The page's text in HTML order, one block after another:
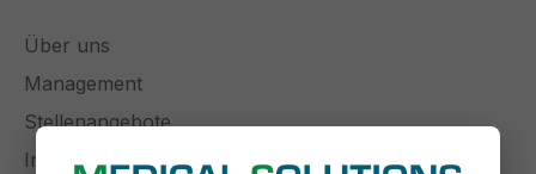
Über uns
Management
Stellenangebote
Impressum